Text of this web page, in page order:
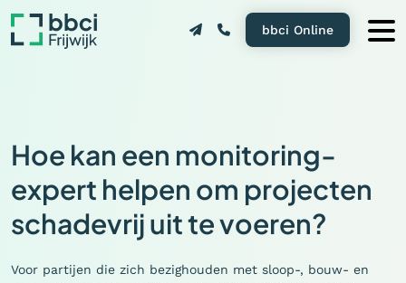
bbci Online
Hoe kan een monitoring-
expert helpen om projecten
schadevrij uit te voeren?
Voor partijen die zich bezighouden met sloop-, bouw- en